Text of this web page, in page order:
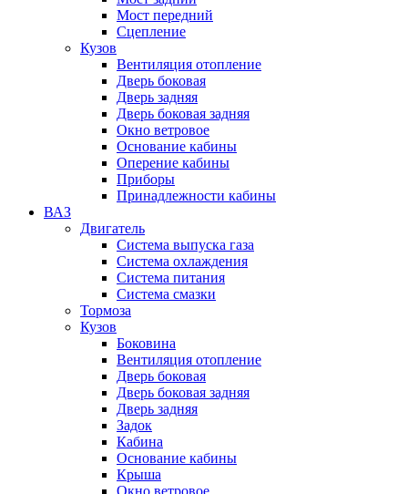
Мост передний
Сцепление
Кузов
Вентиляция отопление
Дверь боковая
Дверь задняя
Дверь боковая задняя
Окно ветровое
Основание кабины
Оперение кабины
Приборы
Принадлежности кабины
ВАЗ
Двигатель
Система выпуска газа
Система охлаждения
Система питания
Система смазки
Тормоза
Кузов
Боковина
Вентиляция отопление
Дверь боковая
Дверь боковая задняя
Дверь задняя
Задок
Кабина
Основание кабины
Крыша
Окно ветровое